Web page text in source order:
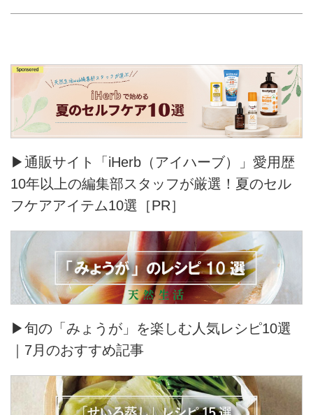
▶通販サイト「iHerb（アイハーブ）」愛用歴
10年以上の編集部スタッフが厳選！夏のセル
フケアアイテム10選［PR］
▶旬の「みょうが」を楽しむ人気レシピ10選
｜7月のおすすめ記事